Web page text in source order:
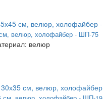
см, велюр, холофайбер - ШП-75
велюр